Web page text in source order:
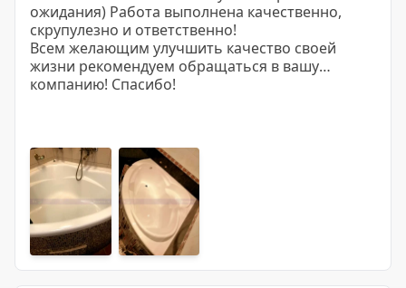
ожидания) Работа выполнена качественно,
скрупулезно и ответственно!
Всем желающим улучшить качество своей
жизни рекомендуем обращаться в вашу
компанию! Спасибо!